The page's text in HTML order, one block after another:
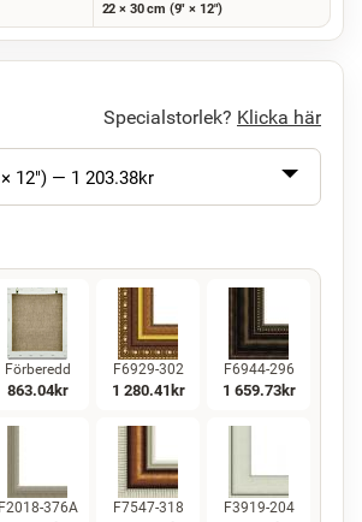
22 × 30 cm (9" × 12")
Specialstorlek? Klicka här
12") — 1 203.38kr
Förberedd
863.04kr
F6929-302
1 280.41 kr
F6944-296
1 659.73kr
F2018-376A F7547-318 F3919-204